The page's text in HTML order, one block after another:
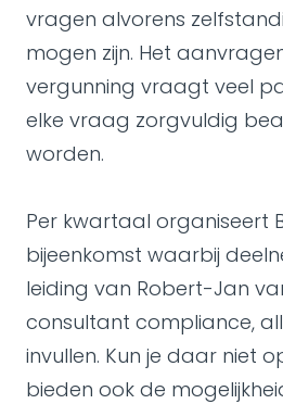
vragen alvorens
mogen zijn. Het
vergunning vraagt veel
elke vraag zorgvuldig
worden.
Per kwartaal organiseert
bijeenkomst waarbij
leiding van Robert-Jan
consultant compliance,
invullen. Kun je daar niet
bieden ook de